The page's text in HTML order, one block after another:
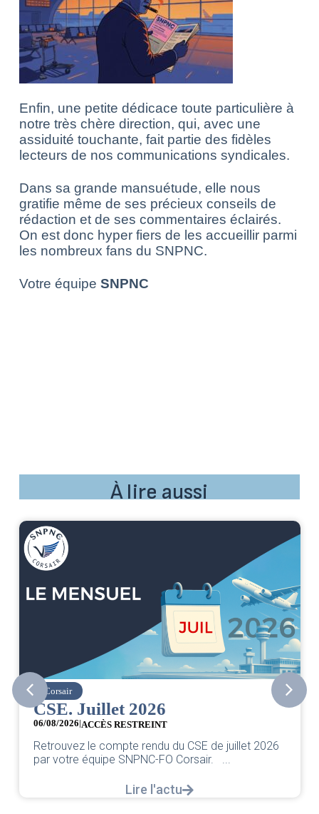
Enfin, une petite dédicace toute particulière à
notre très chère direction, qui, avec une
assiduité touchante, fait partie des fidèles
lecteurs de nos communications syndicales.
Dans sa grande mansuétude, elle nous
gratifie même de ses précieux conseils de
rédaction et de ses commentaires éclairés.
On est donc hyper fiers de les accueillir parmi
les nombreux fans du SNPNC.
Votre équipe SNPNC
À lire aussi
Corsair
CSE. Juillet 2026
06/08/2026|ACCÈS RESTREINT
Retrouvez le compte rendu du CSE de juillet 2026
par votre équipe SNPNC-FO Corsair. ...
Lire l'actu